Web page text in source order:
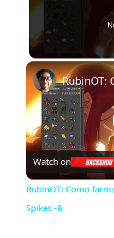
Watch on
RubinOT: Como
Spikes -8